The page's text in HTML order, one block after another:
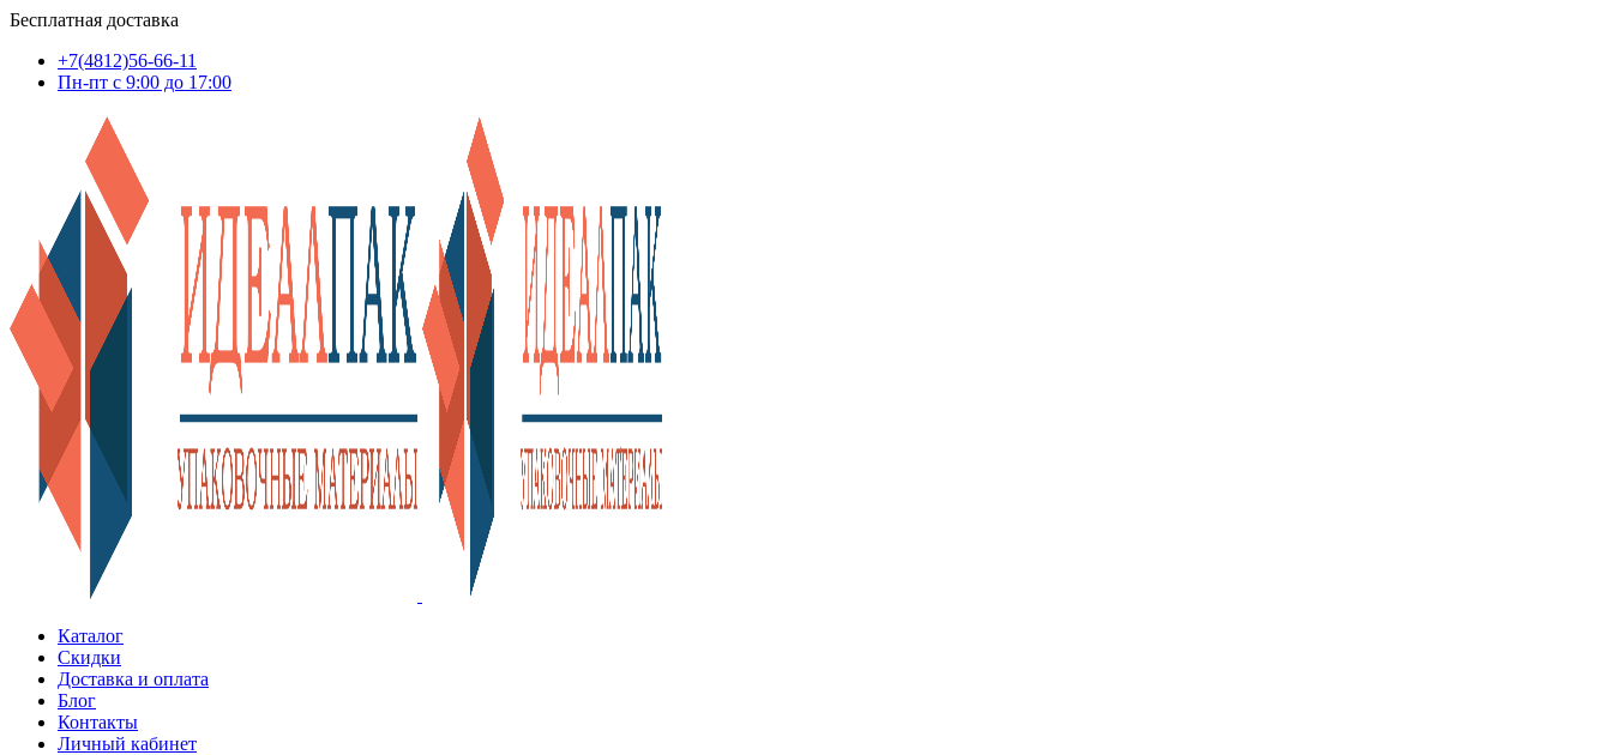
Бесплатная доставка
+7(4812)56-66-11
Пн-пт c 9:00 до 17:00
Каталог
Скидки
Доставка и оплата
Блог
Контакты
Личный кабинет